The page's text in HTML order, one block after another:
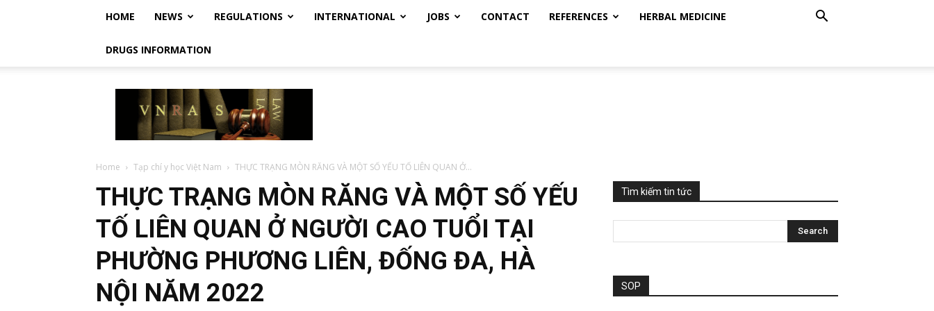
HOME NEWS REGULATIONS INTERNATIONAL JOBS CONTACT REFERENCES HERBAL MEDICINE
DRUGS INFORMATION
Vietnam
Regulatory
Affairs
Society
Luật
Việt
Nam
Home Tạp chí y học Việt Nam THỰC TRẠNG MÒN RĂNG VÀ MỘT SỐ YẾU TỐ LIÊN QUAN Ở...
THỰC TRẠNG MÒN RĂNG VÀ MỘT SỐ YẾU
TỐ LIÊN QUAN Ở NGƯỜI CAO TUỔI TẠI
PHƯỜNG PHƯƠNG LIÊN, ĐỐNG ĐA, HÀ
NỘI NĂM 2022
Tìm kiếm tin tức
SOP